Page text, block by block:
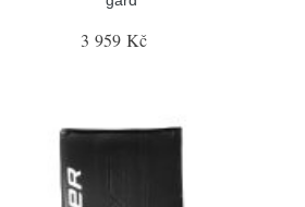
3 959 Kč